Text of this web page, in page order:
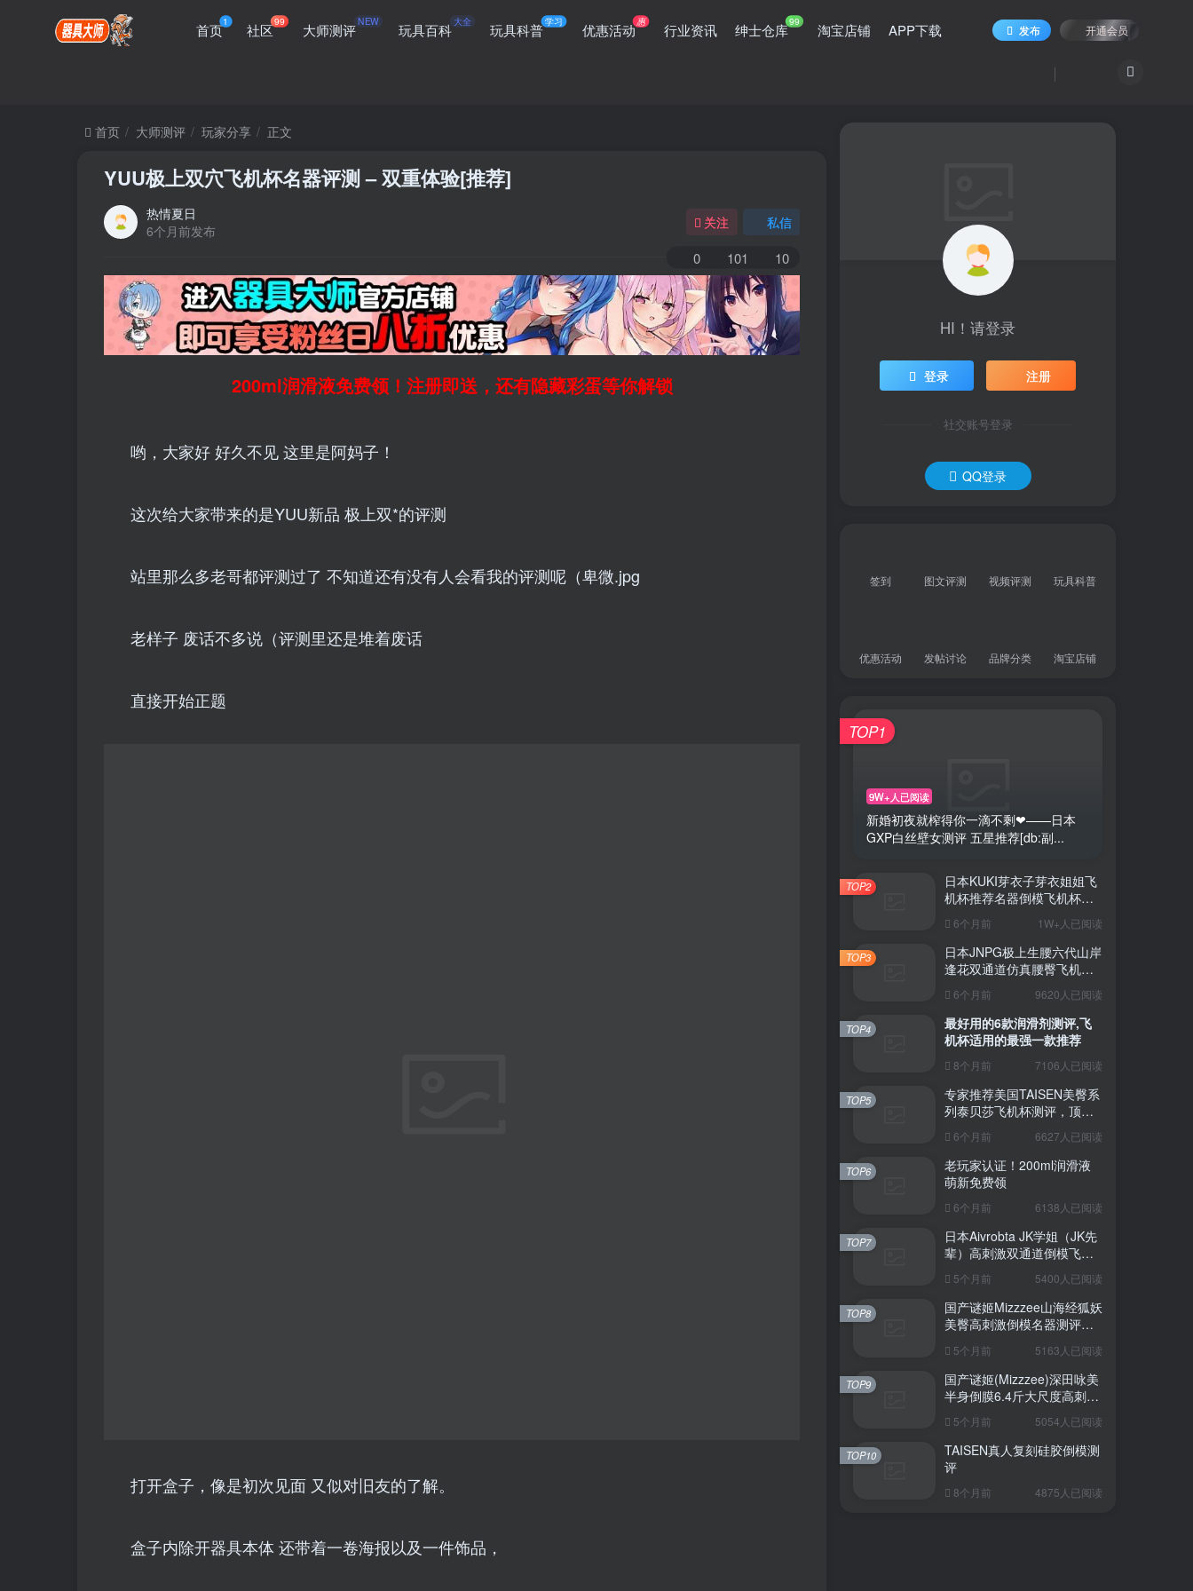
首页1 社区99 大师测评NEW 玩具百科大全 玩具科普学习 优惠活动惠 行业资讯 绅士仓库99 淘宝店铺 APP下载 发布 开通会员
首页 大师测评 玩家分享 正文
YUU极上双穴飞机杯名器评测 – 双重体验[推荐]
热情夏日
6个月前发布
关注 私信
0 101 10
200ml润滑液免费领！注册即送，还有隐藏彩蛋等你解锁
哟，大家好 好久不见 这里是阿妈子！
这次给大家带来的是YUU新品 极上双*的评测
站里那么多老哥都评测过了 不知道还有没有人会看我的评测呢（卑微.jpg
老样子 废话不多说（评测里还是堆着废话
直接开始正题
打开盒子，像是初次见面 又似对旧友的了解。
盒子内除开器具本体 还带着一卷海报以及一件饰品，
HI！请登录
登录 注册
社交账号登录
QQ登录
签到 图文评测 视频评测 玩具科普
优惠活动 发帖讨论 品牌分类 淘宝店铺
9W+人已阅读
新婚初夜就榨得你一滴不剩❤——日本
GXP白丝壁女测评 五星推荐[db:副...
TOP1
日本KUKI芽衣子芽衣姐姐飞
机杯推荐名器倒模飞机杯测
6个月前 1W+人已阅读
TOP2
日本JNPG极上生腰六代山岸
逢花双通道仿真腰臀飞机杯
致真实感的资深玩家
6个月前 9620人已阅读
TOP3
最好用的6款润滑剂测评,飞
机杯适用的最强一款推荐
8个月前 7106人已阅读
TOP4
专家推荐美国TAISEN美臀系
列泰贝莎飞机杯测评，顶级
6个月前 6627人已阅读
TOP5
老玩家认证！200ml润滑液
萌新免费领
6个月前 6138人已阅读
TOP6
日本Aivrobta JK学姐（JK先
辈）高刺激双通道倒模飞机
5个月前 5400人已阅读
TOP7
国产谜姬Mizzzee山海经狐妖
美臀高刺激倒模名器测评报
5个月前 5163人已阅读
TOP8
国产谜姬(Mizzzee)深田咏美
半身倒膜6.4斤大尺度高刺激
5个月前 5054人已阅读
TOP9
TAISEN真人复刻硅胶倒模测
评
8个月前 4875人已阅读
TOP10